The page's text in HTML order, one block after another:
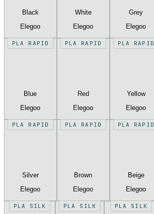
Black
Elegoo
White
Elegoo
Grey
Elegoo
PLA RAPID
Blue
Elegoo
PLA RAPID
Red
Elegoo
PLA RAPID
Yellow
Elegoo
PLA RAPID
Silver
Elegoo
PLA RAPID
Brown
Elegoo
PLA RAPID
Beige
Elegoo
PLA SILK PLA SILK PLA SILK